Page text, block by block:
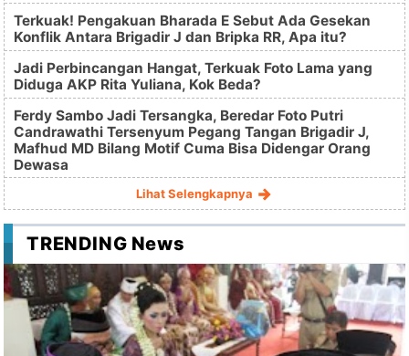
Terkuak! Pengakuan Bharada E Sebut Ada Gesekan
Konflik Antara Brigadir J dan Bripka RR, Apa itu?
Jadi Perbincangan Hangat, Terkuak Foto Lama yang
Diduga AKP Rita Yuliana, Kok Beda?
Ferdy Sambo Jadi Tersangka, Beredar Foto Putri
Candrawathi Tersenyum Pegang Tangan Brigadir J,
Mafhud MD Bilang Motif Cuma Bisa Didengar Orang
Dewasa
Lihat Selengkapnya
TRENDING News